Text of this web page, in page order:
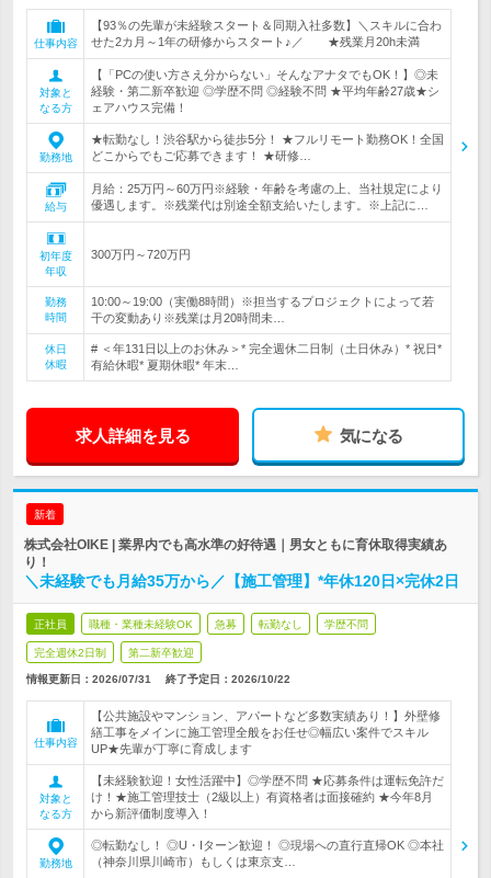
仕事内容
【93％の先輩が未経験スタート＆同期入社多数】＼スキルに合わ
せた2カ月～1年の研修からスタート♪／ ★残業月20h未満
対象と
なる方
【「PCの使い方さえ分からない」そんなアナタでもOK！】◎未
経験・第二新卒歓迎 ◎学歴不問 ◎経験不問 ★平均年齢27歳★シ
ェアハウス完備！
勤務地
★転勤なし！渋谷駅から徒歩5分！ ★フルリモート勤務OK！全国
どこからでもご応募できます！ ★研修…
給与
月給：25万円～60万円※経験・年齢を考慮の上、当社規定により
優遇します。※残業代は別途全額支給いたします。※上記に…
初年度
年収
300万円～720万円
勤務
時間
10:00～19:00（実働8時間）※担当するプロジェクトによって若
干の変動あり※残業は月20時間未…
休日
休暇
# ＜年131日以上のお休み＞* 完全週休二日制（土日休み）* 祝日*
有給休暇* 夏期休暇* 年末…
求人詳細を見る 気になる
新着
株式会社OIKE | 業界内でも高水準の好待遇｜男女ともに育休取得実績あ
り！
＼未経験でも月給35万から／【施工管理】*年休120日×完休2日
正社員 職種・業種未経験OK 急募 転勤なし 学歴不問
完全週休2日制 第二新卒歓迎
情報更新日：2026/07/31 終了予定日： 2026/10/22
仕事内容
【公共施設やマンション、アパートなど多数実績あり！】外壁修
繕工事をメインに施工管理全般をお任せ◎幅広い案件でスキル
UP★先輩が丁寧に育成します
対象と
なる方
【未経験歓迎！女性活躍中】◎学歴不問 ★応募条件は運転免許だ
け！★施工管理技士（2級以上）有資格者は面接確約 ★今年8月
から新評価制度導入！
勤務地
◎転勤なし！ ◎U・Iターン歓迎！ ◎現場への直行直帰OK ◎本社
（神奈川県川崎市）もしくは東京支…